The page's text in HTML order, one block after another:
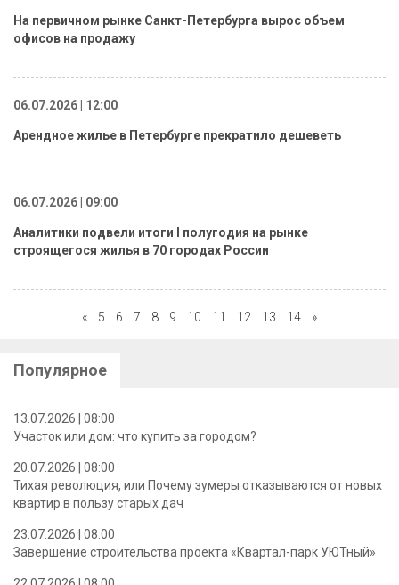
На первичном рынке Санкт-Петербурга вырос объем
офисов на продажу
06.07.2026 | 12:00
Арендное жилье в Петербурге прекратило дешеветь
06.07.2026 | 09:00
Аналитики подвели итоги I полугодия на рынке
строящегося жилья в 70 городах России
« 5 6 7 8 9 10 11 12 13 14 »
Популярное
13.07.2026 | 08:00
Участок или дом: что купить за городом?
20.07.2026 | 08:00
Тихая революция, или Почему зумеры отказываются от новых
квартир в пользу старых дач
23.07.2026 | 08:00
Завершение строительства проекта «Квартал-парк УЮТный»